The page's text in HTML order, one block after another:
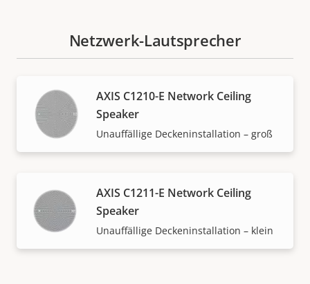
Netzwerk-Lautsprecher
AXIS C1210-E Network Ceiling
Speaker
Unauffällige Deckeninstallation – groß
AXIS C1211-E Network Ceiling
Speaker
Unauffällige Deckeninstallation – klein